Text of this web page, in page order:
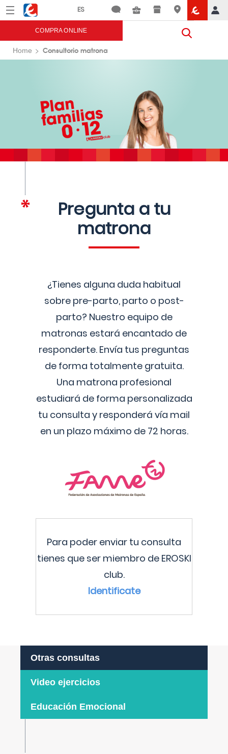
Menú Eroski
COMPRA ONLINE
Home Consultorio matrona
Pregunta a tu
matrona
¿Tienes alguna duda habitual
sobre pre-parto, parto o post-
parto? Nuestro equipo de
matronas estará encantado de
responderte. Envía tus preguntas
de forma totalmente gratuita.
Una matrona profesional
estudiará de forma personalizada
tu consulta y responderá vía mail
en un plazo máximo de 72 horas.
Para poder enviar tu consulta
tienes que ser miembro de EROSKI
club.
Identificate
Otras consultas
Video ejercicios
Educación Emocional